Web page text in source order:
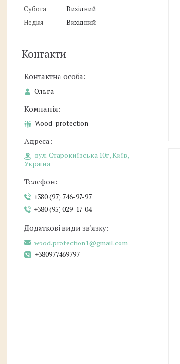
Субота
Вихідний
Неділя
Вихідний
Контакти
Ольга
Wood-protection
вул. Старокиївська 10г, Київ,
Україна
+380 (97) 746-97-97
+380 (95) 029-17-04
wood.protection1@gmail.com
+380977469797